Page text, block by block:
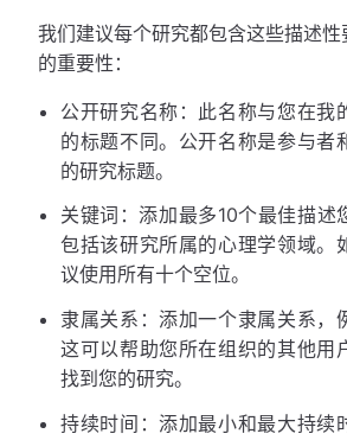
我们建议每个研究都包含这些描述
的重要性：
公开研究名称：此名称与您在我
的标题不同。公开名称是参与者
的研究标题。
关键词：添加最多10个最佳描述
包括该研究所属的心理学领域。
议使用所有十个空位。
隶属关系：添加一个隶属关系，
这可以帮助您所在组织的其他用
找到您的研究。
持续时间：添加最小和最大持续